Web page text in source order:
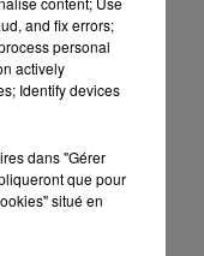
and fix errors;
personal
actively
Identify devices
dans "Gérer
que pour
situé en